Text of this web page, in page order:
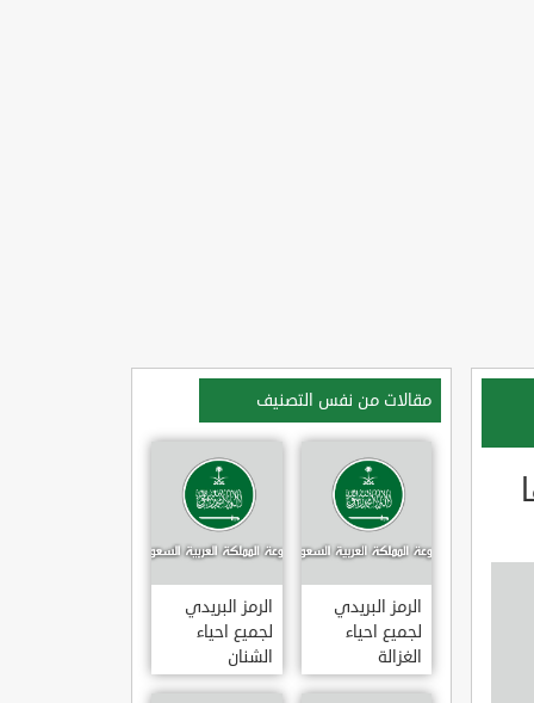
مقالات من نفس التصنيف
الرمز البريدي
لجميع احياء
الغزالة
الرمز البريدي
لجميع احياء
الشنان